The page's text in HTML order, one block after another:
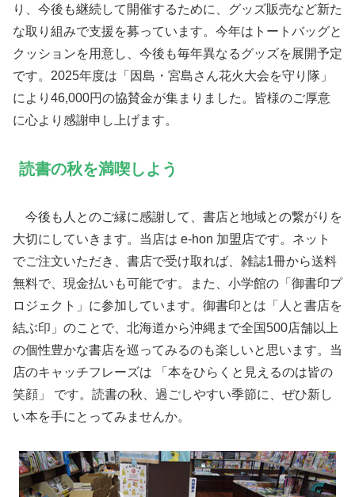
り、今後も継続して開催するために、グッズ販売など新た
な取り組みで支援を募っています。今年はトートバッグと
クッションを用意し、今後も毎年異なるグッズを展開予定
です。2025年度は「因島・宮島さん花火大会を守り隊」
により46,000円の協賛金が集まりました。皆様のご厚意
に心より感謝申し上げます。
読書の秋を満喫しよう
今後も人とのご縁に感謝して、書店と地域との繋がりを
大切にしていきます。当店は e-hon 加盟店です。ネット
でご注文いただき、書店で受け取れば、雑誌1冊から送料
無料で、現金払いも可能です。また、小学館の「御書印プ
ロジェクト」に参加しています。御書印とは「人と書店を
結ぶ印」のことで、北海道から沖縄まで全国500店舗以上
の個性豊かな書店を巡ってみるのも楽しいと思います。当
店のキャッチフレーズは 「本をひらくと見えるのは皆の
笑顔」 です。読書の秋、過ごしやすい季節に、ぜひ新し
い本を手にとってみませんか。